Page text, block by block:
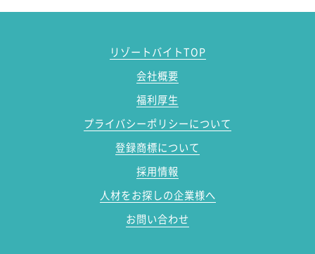
リゾートバイトTOP
会社概要
福利厚生
プライバシーポリシーについて
登録商標について
採用情報
人材をお探しの企業様へ
お問い合わせ